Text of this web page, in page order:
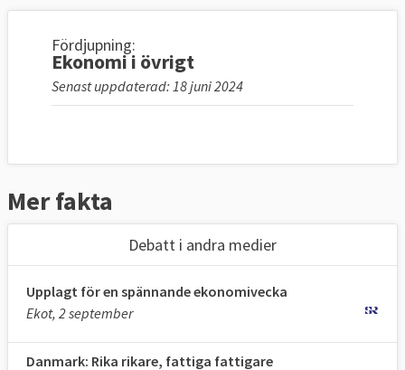
Fördjupning:
Ekonomi i övrigt
Senast uppdaterad: 18 juni 2024
Mer fakta
Debatt i andra medier
Upplagt för en spännande ekonomivecka
Ekot, 2 september
Danmark: Rika rikare, fattiga fattigare